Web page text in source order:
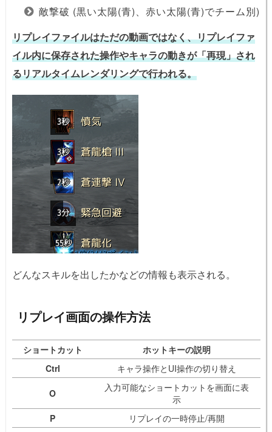
敵撃破 (黒い太陽(青)、赤い太陽(青)でチーム別)
リプレイファイルはただの動画ではなく、リプレイファ
イル内に保存された操作やキャラの動きが「再現」され
るリアルタイムレンダリングで行われる。
どんなスキルを出したかなどの情報も表示される。
リプレイ画面の操作方法
ショートカット
ホットキーの説明
Ctrl
キャラ操作とUI操作の切り替え
O
入力可能なショートカットを画面に表
示
P
リプレイの一時停止/再開